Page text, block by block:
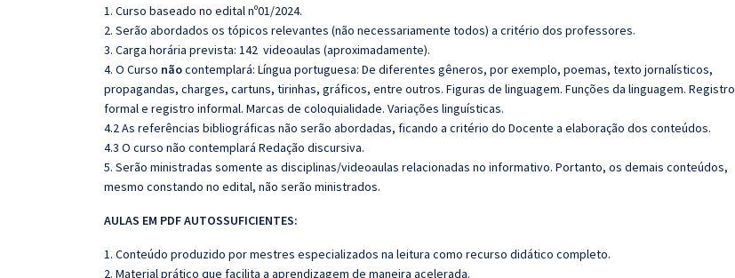
1. Curso baseado no edital nº01/2024.
2. Serão abordados os tópicos relevantes (não necessariamente todos) a critério dos professores.
3. Carga horária prevista: 142 videoaulas (aproximadamente).
4. O Curso nãocontemplará: Língua portuguesa: De diferentes gêneros, por exemplo, poemas, texto jornalísticos,
propagandas, charges, cartuns, tirinhas, gráficos, entre outros. Figuras de linguagem. Funções da linguagem. Registro
formal e registro informal. Marcas de coloquialidade. Variações linguísticas.
4.2 As referências bibliográficas não serão abordadas, ficando a critério do Docente a elaboração dos conteúdos.
4.3 O curso não contemplará Redação discursiva.
5. Serão ministradas somente as disciplinas/videoaulas relacionadas no informativo. Portanto, os demais conteúdos,
mesmo constando no edital, não serão ministrados.
AULAS EM PDF AUTOSSUFICIENTES:
1. Conteúdo produzido por mestres especializados na leitura como recurso didático completo.
2. Material prático que facilita a aprendizagem de maneira acelerada.